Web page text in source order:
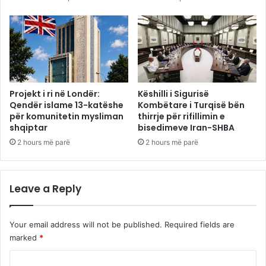
Projekt i ri në Londër:
Qendër islame 13-katëshe
për komunitetin mysliman
shqiptar
2 hours më parë
Këshilli i Sigurisë
Kombëtare i Turqisë bën
thirrje për rifillimin e
bisedimeve Iran-SHBA
2 hours më parë
Leave a Reply
Your email address will not be published. Required fields are
marked *